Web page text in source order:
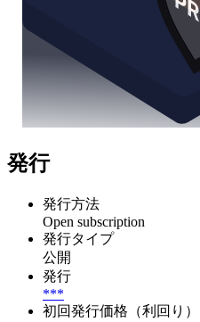
発行
発行方法
Open subscription
発行タイプ
公開
発行
***
初回発行価格（利回り）